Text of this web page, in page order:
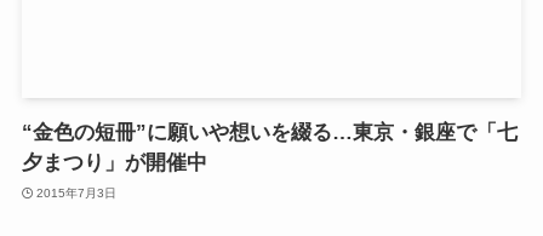
“金色の短冊”に願いや想いを綴る…東京・銀座で「七
夕まつり」が開催中
2015年7月3日